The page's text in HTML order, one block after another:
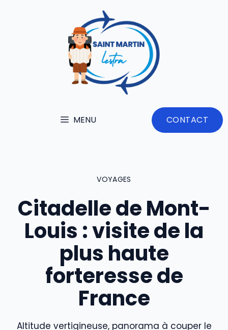
MENU CONTACT
VOYAGES
Citadelle de Mont-
Louis : visite de la
plus haute
forteresse de
France
Altitude vertigineuse, panorama à couper le